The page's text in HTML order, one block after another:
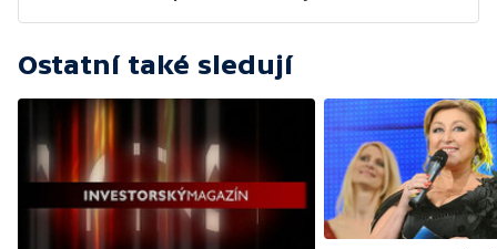
Ostatní také sledují